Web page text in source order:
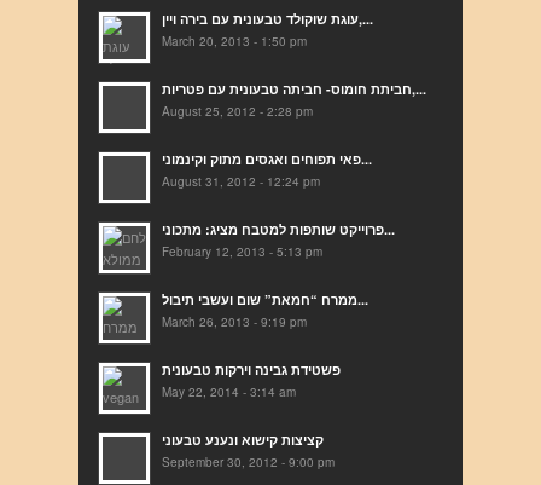
עוגת שוקולד טבעונית עם בירה ויין,...
March 20, 2013 - 1:50 pm
חביתת חומוס- חביתה טבעונית עם פטריות,...
August 25, 2012 - 2:28 pm
פאי תפוחים ואגסים מתוק וקינמוני...
August 31, 2012 - 12:24 pm
פרוייקט שותפות למטבח מציג: מתכוני...
February 12, 2013 - 5:13 pm
ממרח “חמאת” שום ועשבי תיבול...
March 26, 2013 - 9:19 pm
פשטידת גבינה וירקות טבעונית
May 22, 2014 - 3:14 am
קציצות קישוא ונענע טבעוני
September 30, 2012 - 9:00 pm